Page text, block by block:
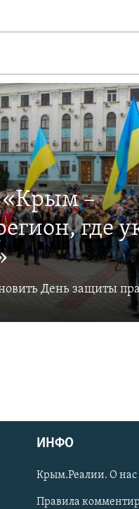
–
где
День защиты
ИНФО
Крым.Реалии. О нас
Правила